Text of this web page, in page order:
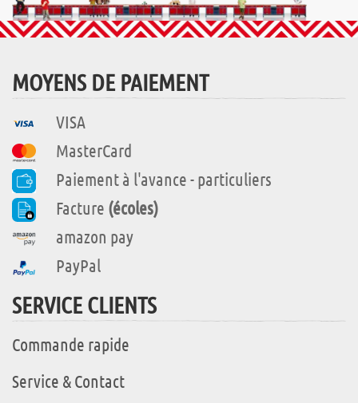
MOYENS DE PAIEMENT
VISA
MasterCard
Paiement à l'avance - particuliers
Facture (écoles)
amazon pay
PayPal
SERVICE CLIENTS
Commande rapide
Service & Contact